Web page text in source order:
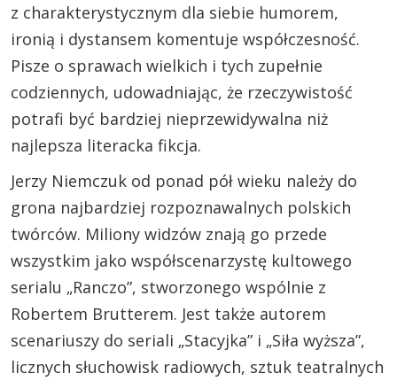
z charakterystycznym dla siebie humorem,
ironią i dystansem komentuje współczesność.
Pisze o sprawach wielkich i tych zupełnie
codziennych, udowadniając, że rzeczywistość
potrafi być bardziej nieprzewidywalna niż
najlepsza literacka fikcja.
Jerzy Niemczuk od ponad pół wieku należy do
grona najbardziej rozpoznawalnych polskich
twórców. Miliony widzów znają go przede
wszystkim jako współscenarzystę kultowego
serialu „Ranczo”, stworzonego wspólnie z
Robertem Brutterem. Jest także autorem
scenariuszy do seriali „Stacyjka” i „Siła wyższa”,
licznych słuchowisk radiowych, sztuk teatralnych